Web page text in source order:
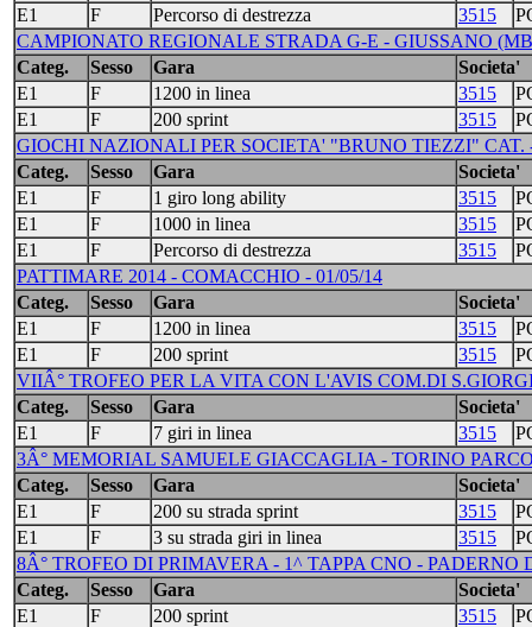
E1
F Percorso di destrezza 3515
CAMPIONATO REGIONALE STRADA G-E - GIUSSANO
Categ.
Sesso Gara
Societa'
E1
F 1200 in linea 3515
E1
F 200 sprint 3515
GIOCHI NAZIONALI PER SOCIETA' "BRUNO TIEZZI" CAT.
Categ.
Sesso Gara
Societa'
E1
F 1 giro long ability 3515
E1
F 1000 in linea 3515
E1
F Percorso di destrezza 3515
PATTIMARE 2014 - COMACCHIO - 01/05/14
Categ.
Sesso Gara
Societa'
E1
F 1200 in linea 3515
E1
F 200 sprint 3515
VIIÂ° TROFEO PER LA VITA CON L'AVIS COM.DI
Categ.
Sesso Gara
Societa'
E1
F 7 giri in linea 3515
3Â° MEMORIAL SAMUELE GIACCAGLIA - TORINO
Categ.
Sesso Gara
Societa'
E1
F 200 su strada sprint 3515
E1
F 3 su strada giri in linea 3515
8Â° TROFEO DI PRIMAVERA - 1^ TAPPA CNO - PADERNO
Categ.
Sesso Gara
Societa'
E1
F 200 sprint 3515